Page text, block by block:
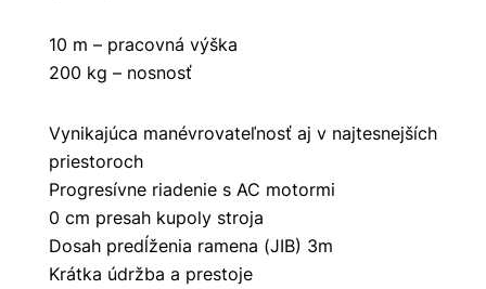
10 m – pracovná výška
200 kg – nosnosť
Vynikajúca manévrovateľnosť aj v najtesnejších
priestoroch
Progresívne riadenie s AC motormi
0 cm presah kupoly stroja
Dosah predĺženia ramena (JIB) 3m
Krátka údržba a prestoje